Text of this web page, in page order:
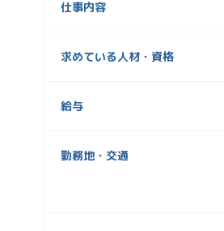
仕事内容
求めている人材・資格
給与
勤務地・交通